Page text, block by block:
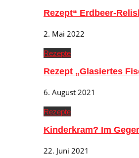
Rezept“ Erdbeer-
2. Mai 2022
Rezepte
Rezept „Glasiertes
6. August 2021
Rezepte
Kinderkram? Im
22. Juni 2021